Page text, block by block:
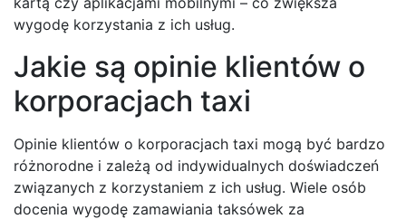
wygodę korzystania z ich usług.
Jakie są opinie klientów o
korporacjach taxi
Opinie klientów o korporacjach taxi mogą być bardzo
różnorodne i zależą od indywidualnych doświadczeń
związanych z korzystaniem z ich usług. Wiele osób
docenia wygodę zamawiania taksówek za